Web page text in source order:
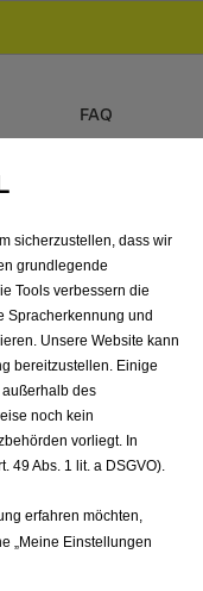
FAQ
sicherzustellen, dass wir
grundlegende
Tools verbessern die
Spracherkennung und
Unsere Website kann
bereitzustellen. Einige
des
noch kein
vorliegt. In
49 Abs. 1 lit. a DSGVO).
erfahren möchten,
„Meine Einstellungen